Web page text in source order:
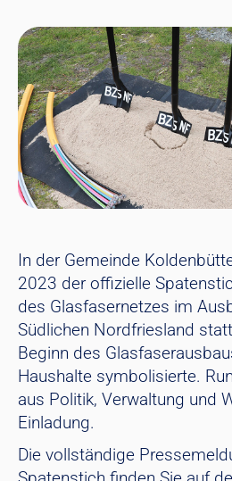
In der Gemeinde
2023 der offizielle
des Glasfasernetzes im
Südlichen Nordfriesland
Beginn des
Haushalte symbolisierte.
aus Politik, Verwaltung und
Einladung.
Die vollständige